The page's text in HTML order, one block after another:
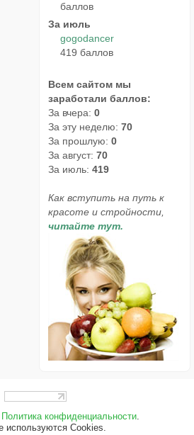
баллов
За июль
gogodancer
419 баллов
Всем сайтом мы
заработали баллов:
За вчера: 0
За эту неделю: 70
За прошлую: 0
За август: 70
За июль: 419
Как вступить на путь к
красоте и стройности,
читайте тут.
Политика конфиденциальности.
используются Cookies.